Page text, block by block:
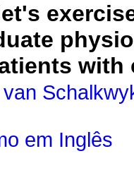
with
van
em Inglês